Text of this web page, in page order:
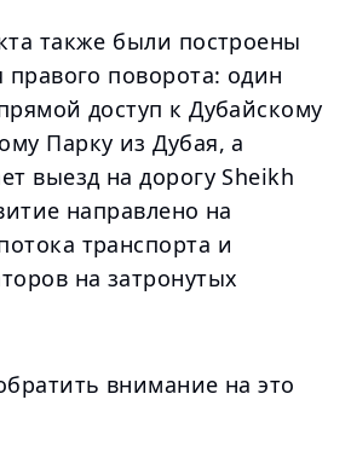
также были построены
правого поворота: один
доступ к Дубайскому
Парку из Дубая, а
выезд на дорогу Sheikh
направлено на
транспорта и
на затронутых
внимание на это